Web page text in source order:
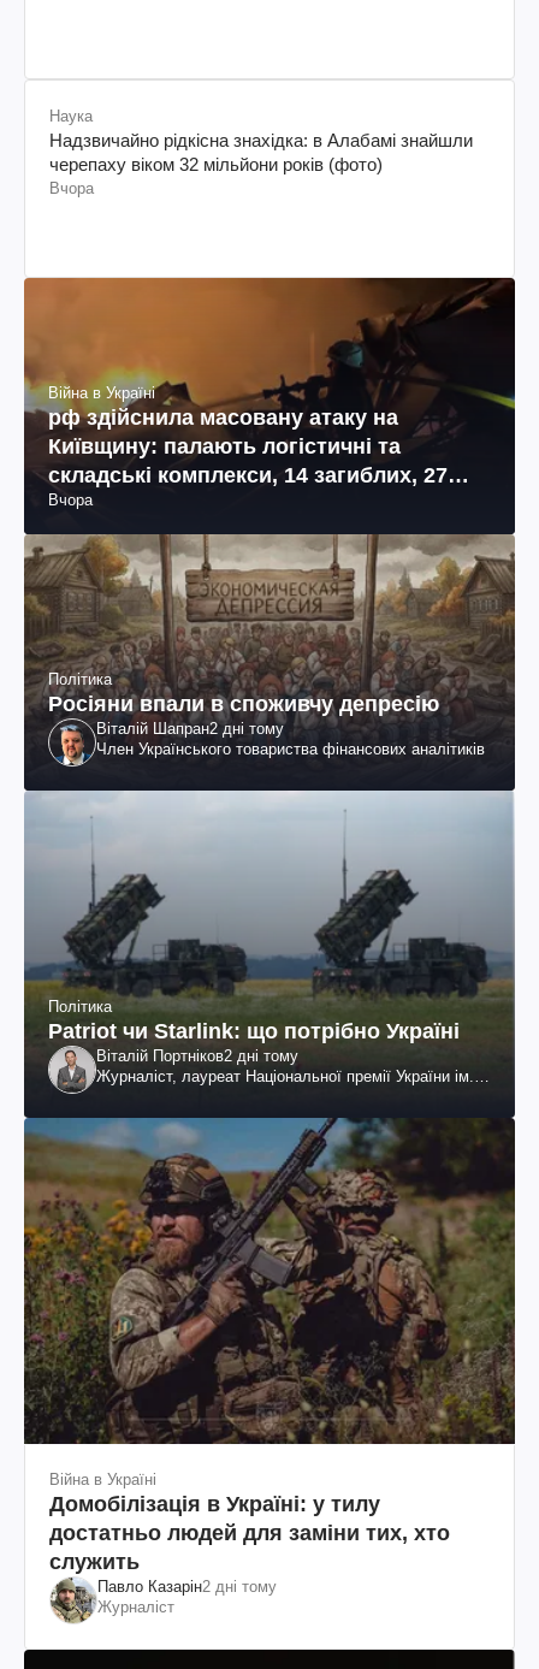
Наука
Надзвичайно рідкісна знахідка: в Алабамі знайшли
черепаху віком 32 мільйони років (фото)
Вчора
Війна в Україні
рф здійснила масовану атаку на
Київщину: палають логістичні та
складські комплекси, 14 загиблих, 27
поранених (фото, відео)
Вчора
Політика
Росіяни впали в споживчу депресію
Віталій Шапран2 дні тому
Член Українського товариства фінансових аналітиків
Політика
Patriot чи Starlink: що потрібно Україні
Віталій Портніков2 дні тому
Журналіст, лауреат Національної премії України ім.
Війна в Україні
Домобілізація в Україні: у тилу
достатньо людей для заміни тих, хто
служить
Павло Казарін2 дні тому
Журналіст